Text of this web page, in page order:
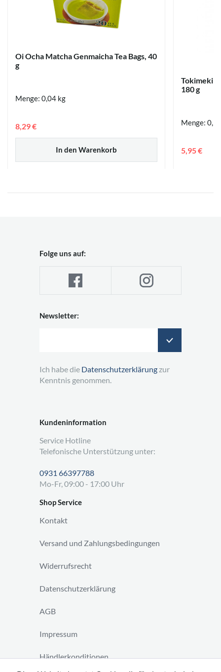
Oi Ocha Matcha Genmaicha Tea Bags, 40
g
Menge: 0,04 kg
In den Warenkorb
8,29 €
Tokimeki
180 g
Menge:
5,95 €
Kundeninformation
Service Hotline
Telefonische Unterstützung unter:
0931 66397788
Mo-Fr, 09:00 - 17:00 Uhr
Shop Service
Kontakt
Versand und Zahlungsbedingungen
Widerrufsrecht
Datenschutzerklärung
AGB
Impressum
Händlerkonditionen
Folge uns auf:
Newsletter:
Ich habe die Datenschutzerklärung zur
Kenntnis genommen.